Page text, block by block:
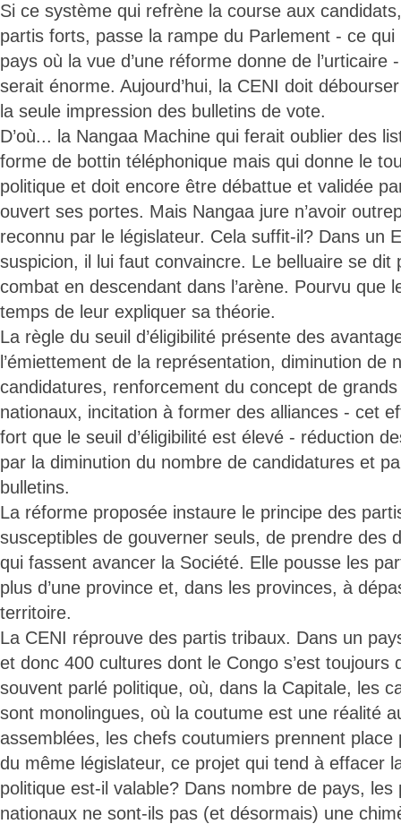
Si ce système qui refrène la course aux
partis forts, passe la rampe du Parlement - ce qui
pays où la vue d’une réforme donne de l’urticaire
serait énorme. Aujourd’hui, la CENI doit
la seule impression des bulletins de vote.
D’où... la Nangaa Machine qui ferait oublier des
forme de bottin téléphonique mais qui donne le
politique et doit encore être débattue et validée
ouvert ses portes. Mais Nangaa jure n’avoir
reconnu par le législateur. Cela suffit-il? Dans un
suspicion, il lui faut convaincre. Le belluaire se dit
combat en descendant dans l’arène. Pourvu que
temps de leur expliquer sa théorie.
La règle du seuil d’éligibilité présente des
l’émiettement de la représentation, diminution de
candidatures, renforcement du concept de
nationaux, incitation à former des alliances - cet
fort que le seuil d’éligibilité est élevé - réduction
par la diminution du nombre de candidatures et
bulletins.
La réforme proposée instaure le principe des
susceptibles de gouverner seuls, de prendre des
qui fassent avancer la Société. Elle pousse les
plus d’une province et, dans les provinces, à
territoire.
La CENI réprouve des partis tribaux. Dans un
et donc 400 cultures dont le Congo s’est toujours
souvent parlé politique, où, dans la Capitale, les
sont monolingues, où la coutume est une réalité
assemblées, les chefs coutumiers prennent
du même législateur, ce projet qui tend à effacer
politique est-il valable? Dans nombre de pays, les
nationaux ne sont-ils pas (et désormais) une